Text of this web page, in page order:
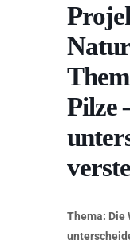
Pilze
Thema: Die